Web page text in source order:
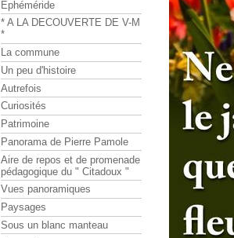
Ephéméride
* A LA DECOUVERTE DE V-M
*
La commune
Un peu d'histoire
Autrefois
Curiosités
Patrimoine
Panorama de Pierre Pamole
Aire de repos et de promenade
pédagogique du " Citadoux "
Vues panoramiques
Paysages
Sous un blanc manteau